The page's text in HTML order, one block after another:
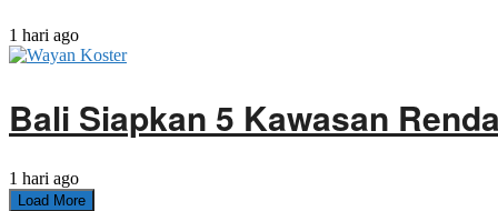
1 hari ago
Bali Siapkan 5 Kawasan
1 hari ago
Load More